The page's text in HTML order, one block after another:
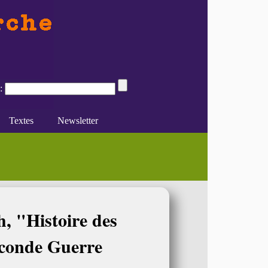
du (...)
Textes Newsletter
"Histoire des
Guerre